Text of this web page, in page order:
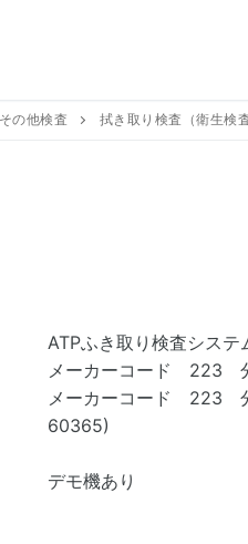
の他検査 拭き取り検査（衛生検査
ATPふき取り検査システ
メーカーコード 223
メーカーコード 223
60365)
デモ機あり